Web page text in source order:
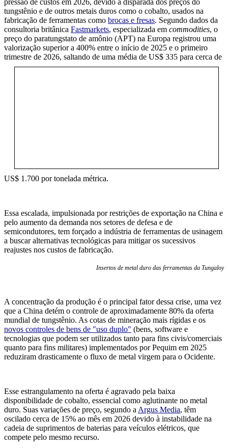
pressão de custos em 2026, devido à disparada dos preços do
tungstênio e de outros metais duros como o cobalto, usados na
fabricação de ferramentas como brocas e fresas. Segundo dados da
consultoria britânica Fastmarkets, especializada em commodities, o
preço do paratungstato de amônio (APT) na Europa registrou uma
valorização superior a 400% entre o início de 2025 e o primeiro
trimestre de 2026, saltando de uma média de US$ 335 para cerca de
US$ 1.700 por tonelada métrica.
Essa escalada, impulsionada por restrições de exportação na China e
pelo aumento da demanda nos setores de defesa e de
semicondutores, tem forçado a indústria de ferramentas de usinagem
a buscar alternativas tecnológicas para mitigar os sucessivos
reajustes nos custos de fabricação.
Insertos de metal duro das ferramentas da Tungaloy
A concentração da produção é o principal fator dessa crise, uma vez
que a China detém o controle de aproximadamente 80% da oferta
mundial de tungstênio. As cotas de mineração mais rígidas e os
novos controles de bens de "uso duplo" (bens, software e
tecnologias que podem ser utilizados tanto para fins civis/comerciais
quanto para fins militares) implementados por Pequim em 2025
reduziram drasticamente o fluxo de metal virgem para o Ocidente.
Esse estrangulamento na oferta é agravado pela baixa
disponibilidade de cobalto, essencial como aglutinante no metal
duro. Suas variações de preço, segundo aArgus Media, têm
oscilado cerca de 15% ao mês em 2026 devido à instabilidade na
cadeia de suprimentos de baterias para veículos elétricos, que
compete pelo mesmo recurso.